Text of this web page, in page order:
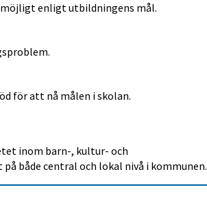
enligt utbildningens mål.
för att nå målen i skolan.
inom barn-, kultur- och
både central och lokal nivå i kommunen.